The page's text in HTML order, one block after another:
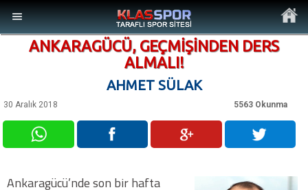
Ana Sayfa
Son Dakika Haberler
ANKARAGÜCÜ, GEÇMİŞİNDEN DERS
ALMALI!
AHMET SÜLAK
30 Aralık 2018 5563 Okunma
Ankaragücü’nde son bir hafta